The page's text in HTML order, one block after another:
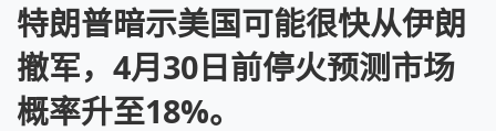
特朗普暗示美国可能很快从伊朗
撤军，4月30日前停火预测市场
概率升至18%。